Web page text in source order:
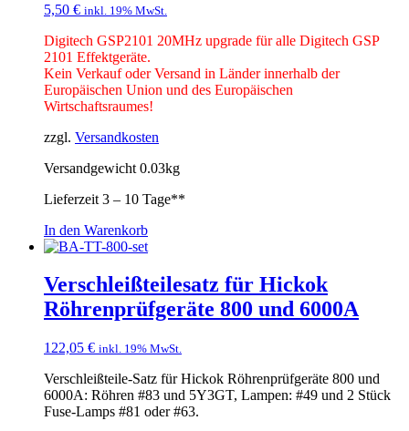
5,50 € inkl. 19% MwSt.
Digitech GSP2101 20MHz upgrade für alle Digitech GSP
2101 Effektgeräte.
Kein Verkauf oder Versand in Länder innerhalb der
Europäischen Union und des Europäischen
Wirtschaftsraumes!
zzgl. Versandkosten
Versandgewicht 0.03kg
Lieferzeit 3 – 10 Tage**
In den Warenkorb
Verschleißteilesatz für Hickok
Röhrenprüfgeräte 800 und 6000A
122,05 € inkl. 19% MwSt.
Verschleißteile-Satz für Hickok Röhrenprüfgeräte 800 und
6000A: Röhren #83 und 5Y3GT, Lampen: #49 und 2 Stück
Fuse-Lamps #81 oder #63.